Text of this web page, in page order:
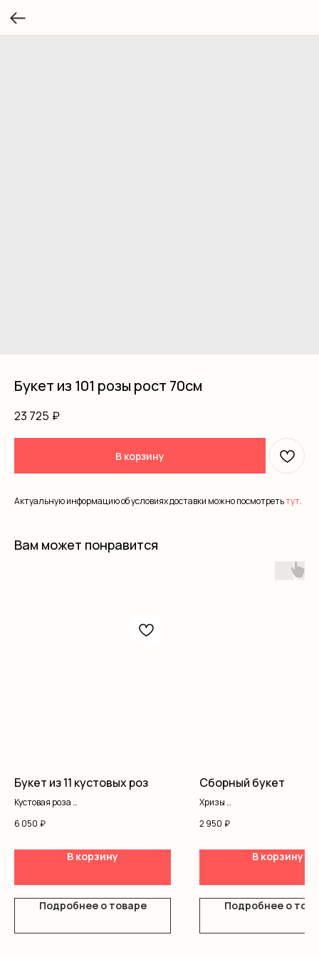
Букет из 101 розы рост 70см
23 725 ₽
В корзину
Актуальную информацию об условиях доставки можно посмотретьтут.
Вам может понравится
Букет из 11 кустовых роз
Кустовая роза
6 050 ₽
В корзину
Подробнее о товаре
Сборный букет
Хризы
Гипсофила
2 950 ₽
В корзину
Подробнее о